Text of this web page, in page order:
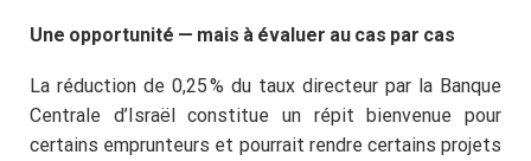
Une opportunité — mais à évaluer au cas par cas
La réduction de 0,25 % du taux directeur par la Banque
Centrale d’Israël constitue un répit bienvenue pour
certains emprunteurs et pourrait rendre certains projets